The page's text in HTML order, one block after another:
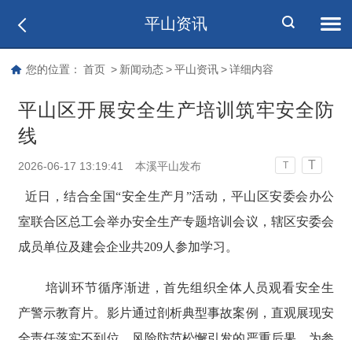
平山资讯
您的位置： 首页 > 新闻动态 > 平山资讯 > 详细内容
平山区开展安全生产培训筑牢安全防
线
2026-06-17 13:19:41 本溪平山发布 T T
近日，结合全国“安全生产月”活动，平山区安委会办公
室联合区总工会举办安全生产专题培训会议，辖区安委会
成员单位及建会企业共209人参加学习。
培训环节循序渐进，首先组织全体人员观看安全生
产警示教育片。影片通过剖析典型事故案例，直观展现安